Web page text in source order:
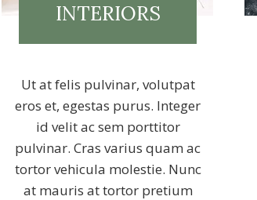
INTERIORS
Ut at felis pulvinar, volutpat
eros et, egestas purus. Integer
id velit ac sem porttitor
pulvinar. Cras varius quam ac
tortor vehicula molestie. Nunc
at mauris at tortor pretium